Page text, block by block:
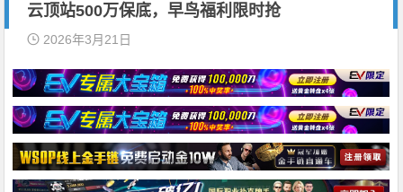
云顶站500万保底，早鸟福利限时抢
2026年3月21日